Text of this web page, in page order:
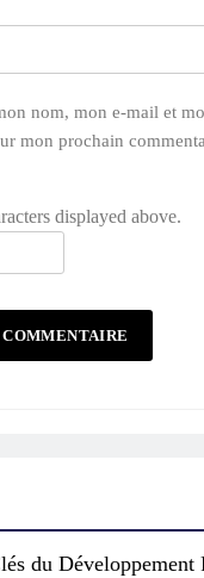
nom, mon e-mail et
mon prochain
displayed above.
du Développement